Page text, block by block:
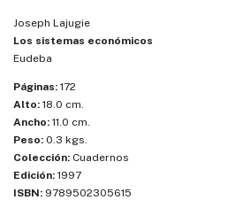
Joseph Lajugie
Los sistemas económicos
Eudeba
Páginas: 172
Alto: 18.0 cm.
Ancho: 11.0 cm.
Peso: 0.3 kgs.
Colección: Cuadernos
Edición: 1997
ISBN: 9789502305615